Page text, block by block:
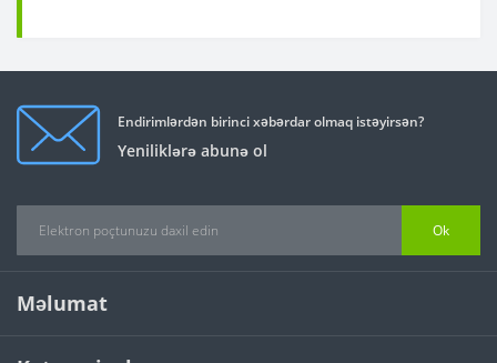
Endirimlərdən birinci xəbərdar olmaq istəyirsən?
Yeniliklərə abunə ol
Ok
Məlumat